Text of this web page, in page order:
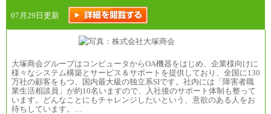
07月29日更新
大塚商会グループはコンピュータからOA機器をはじめ、企業様向けに
様々なシステム構築とサービス＆サポートを提供しており、全国に130
万社の顧客をもつ、国内最大級の独立系SIです。社内には「障害者職
業生活相談員」が約10名いますので、入社後のサポート体制も整って
います。どんなことにもチャレンジしたいという、意欲のある人をお
待ちしています。…